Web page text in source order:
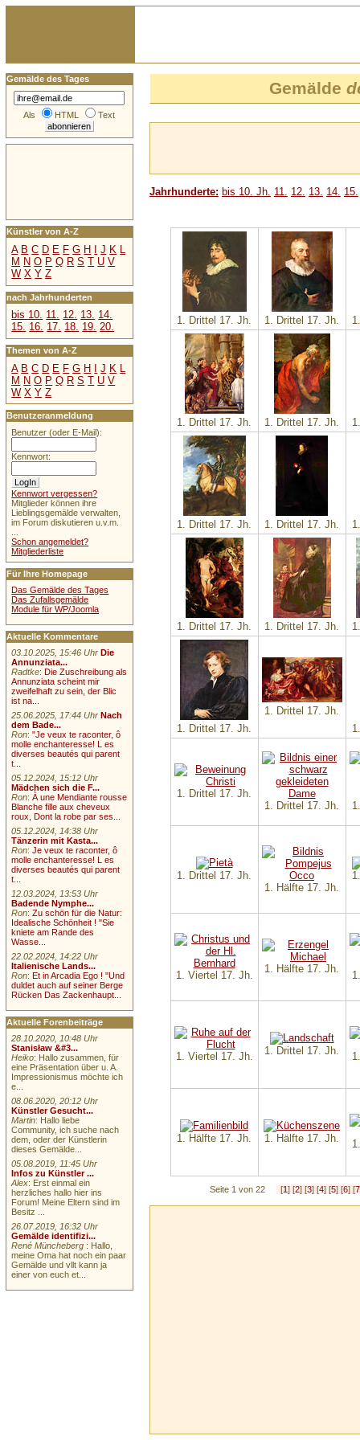
Gemälde
Jahrhunderte: bis 10. Jh. 11. 12. 13. 14. 15.
1. Drittel 17. Jh. 1. Drittel 17. Jh.
1. Drittel 17. Jh. 1. Drittel 17. Jh.
1. Drittel 17. Jh. 1. Drittel 17. Jh.
1. Drittel 17. Jh. 1. Drittel 17. Jh.
1. Drittel 17. Jh.
1. Drittel 17. Jh.
1. Drittel 17. Jh.
1. Drittel 17. Jh.
1. Drittel 17. Jh.
1. Hälfte 17. Jh.
1. Viertel 17. Jh.
1. Hälfte 17. Jh.
1. Viertel 17. Jh. 1. Drittel 17. Jh.
1. Hälfte 17. Jh. 1. Hälfte 17. Jh.
Seite 1 von 22 [1] [2] [3] [4] [5] [6] [7
Gemälde des Tages
Als HTML Text
Künstler von A-Z
A B C D E F G H J K L
M N O P Q R S T U V
W X Y Z
nach Jahrhunderten
bis 10. 11. 12. 13. 14.
15. 16. 17. 18. 19. 20.
Themen von A-Z
A B C D E F G H I J K L
M N O P Q R S T U V
W X Y Z
Benutzeranmeldung
Benutzer (oder E-Mail):
Kennwort:
Kennwort vergessen?
Mitglieder können ihre
Lieblingsgemälde verwalten,
im Forum diskutieren u.v.m.
Schon angemeldet?
Mitgliederliste
Für Ihre Homepage
Das Gemälde des Tages
Das Zufallsgemälde
Module für WP/Joomla
Aktuelle Kommentare
03.10.2025, 15:46 Uhr Die
Annunziata...
Radtke: Die Zuschreibung als
Annunziata scheint mir
zweifelhaft zu sein, der Blic
ist na...
25.06.2025, 17:44 Uhr Nach
dem Bade...
Ron:"Je veux te raconter, ô
molle enchanteresse! L es
diverses beautés qui parent
t...
05.12.2024, 15:12 Uhr
Mädchen sich die F...
Ron:À une Mendiante rousse
Blanche fille aux cheveux
roux, Dont la robe par ses...
05.12.2024, 14:38 Uhr
Tänzerin mit Kasta...
Ron:Je veux te raconter, ô
molle enchanteresse! L es
diverses beautés qui parent
t...
12.03.2024, 13:53 Uhr
Badende Nymphe...
Ron:Zu schön für die Natur:
Idealische Schönheit ! "Sie
kniete am Rande des
Wasse...
22.02.2024, 14:22 Uhr
Italienische Lands...
Ron:Et in Arcadia Ego ! "Und
duldet auch auf seiner Berge
Rücken Das Zackenhaupt...
Aktuelle Forenbeiträge
28.10.2020, 10:48 Uhr
Stanisław &#3...
Heiko: Hallo zusammen, für
eine Präsentation über u. A.
Impressionismus möchte ich
e...
08.06.2020, 20:12 Uhr
Künstler Gesucht...
Martin: Hallo liebe
Community, ich suche nach
dem, oder der Künstlerin
dieses Gemälde...
05.08.2019, 11:45 Uhr
Infos zu Künstler ...
Alex: Erst einmal ein
herzliches hallo hier ins
Forum! Meine Eltern sind im
Besitz ...
26.07.2019, 16:32 Uhr
Gemälde identifizi...
René Müncheberg : Hallo,
meine Oma hat noch ein paar
Gemälde und vllt kann ja
einer von euch et...